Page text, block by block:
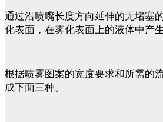
通过沿喷嘴长度方向延伸的无堵塞
化表面，在雾化表面上的液体中产
根据喷雾图案的宽度要求和所需的
成下面三种。